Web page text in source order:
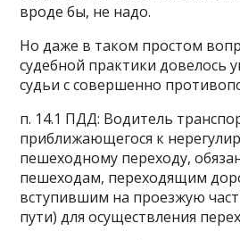
вроде бы, не надо.
Но даже в таком простом
судебной практики довелось
судьи с совершенно
п. 14.1 ПДД: Водитель
приближающегося к
пешеходному переходу,
пешеходам, переходящим
вступившим на проезжую
пути) для осуществления